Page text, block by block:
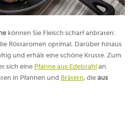
können Sie Fleisch scharf anbraten:
Röstaromen optimal. Darüber hinaus
und erhält eine schöne Kruste. Zum
sich eine Pfanne aus Edelstahl an.
in Pfannen und Brätern, die aus